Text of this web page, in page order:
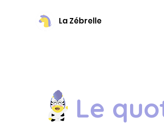
La Zébrelle
Le